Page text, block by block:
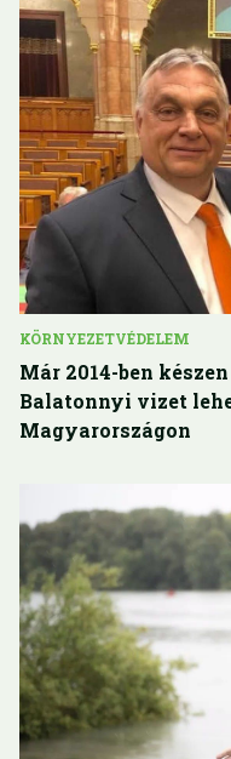
KÖRNYEZETVÉDELEM
Már 2014-ben
Balatonnyi vizet
Magyarországon